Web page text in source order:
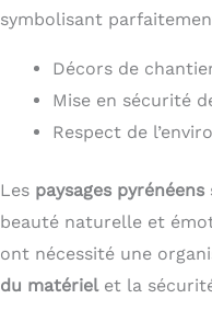
symbolisant
Décors de
Mise en sécurité
Respect de
Les paysages pyrénéens
beauté naturelle et
ont nécessité une
du matérielet la